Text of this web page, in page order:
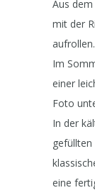
Aus
mit der
aufrollen.
Im
einer
Foto
In der
gefüllten
eine